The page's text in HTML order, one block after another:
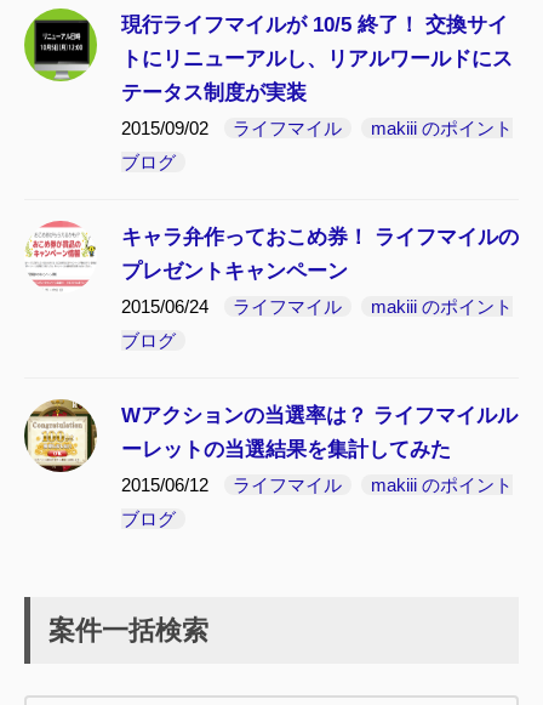
現行ライフマイルが 10/5 終了！ 交換サイ
トにリニューアルし、リアルワールドにス
テータス制度が実装
2015/09/02 ライフマイル
makiii のポイント
ブログ
キャラ弁作っておこめ券！ ライフマイルの
プレゼントキャンペーン
2015/06/24 ライフマイル
makiii のポイント
ブログ
Wアクションの当選率は？ ライフマイルル
ーレットの当選結果を集計してみた
2015/06/12 ライフマイル
makiii のポイント
ブログ
案件一括検索